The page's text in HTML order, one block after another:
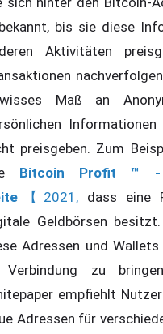
bis sie diese
Aktivitäten
Maß an
preisgeben. Zum
Bitcoin Profit ™ -
【2021,dass eine
Geldbörsen
Adressen und
zu
empfiehlt
Adressen für